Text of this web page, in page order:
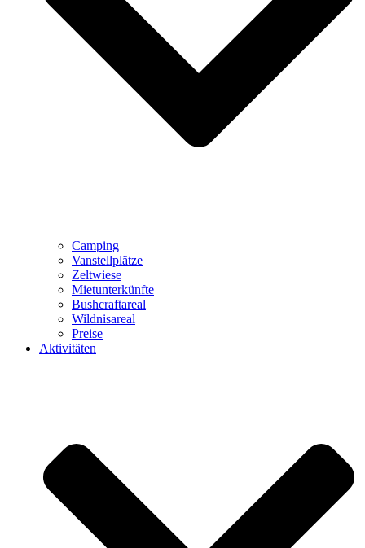
Camping
Vanstellplätze
Zeltwiese
Mietunterkünfte
Bushcraftareal
Wildnisareal
Preise
Aktivitäten